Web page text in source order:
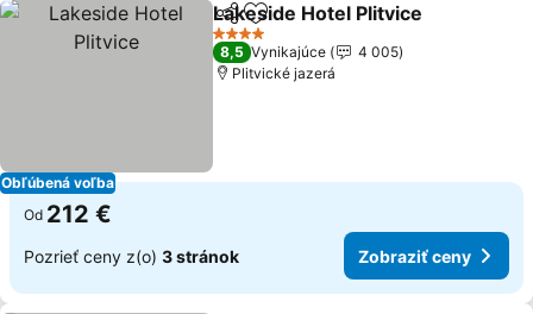
Obľúbená voľba
ZdieľaťPridať do obľúbených
Lakeside Hotel Plitvice
4 Počet hviezdičiek
8,5 Vynikajúce
4 005
Plitvické jazerá
Od 212 €
Pozrieť ceny z(o) 3 stránok Zobraziť ceny